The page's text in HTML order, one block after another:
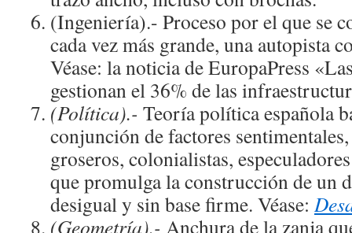
(Ingeniería).- Proceso por el que se
cada vez más grande, una autopista
Véase: la noticia de EuropaPress
gestionan el 36% de las
(Política).- Teoría política española
conjunción de factores
groseros, colonialistas,
que promulga la construcción de un
desigual y sin base firme. Véase:
(Geometría).- Anchura de la zanja